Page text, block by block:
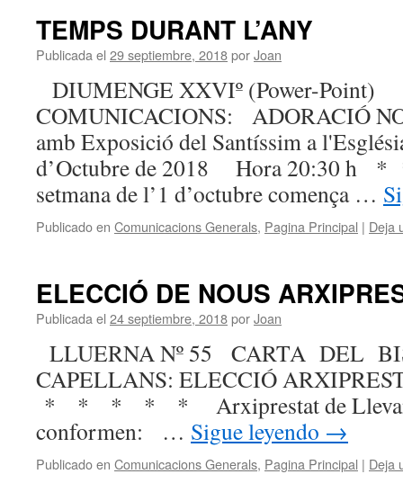
TEMPS DURANT L’ANY
Publicada el 29 septiembre, 2018porJoan
DIUMENGE XXVIº (Power-
COMUNICACIONS: ADORACIÓ
amb Exposició del Santíssim a
d’Octubre de 2018 Hora 20:30
setmana de l’1 d’octubre comença …
Publicado en Comunicacions Generals, Pagina Principal | Deja
ELECCIÓ DE NOUS
Publicada el 24 septiembre, 2018porJoan
LLUERNA Nº 55 CARTA DEL
CAPELLANS: ELECCIÓ
* * * * * Arxiprestat de Llevant
conformen: … Sigue leyendo →
Publicado en Comunicacions Generals, Pagina Principal | Deja